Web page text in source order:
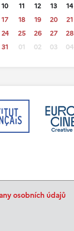
osobních údajů
10
11 12 13 14
17
18 19 20 21
24
25 26 27 28
31
01 02 03 04